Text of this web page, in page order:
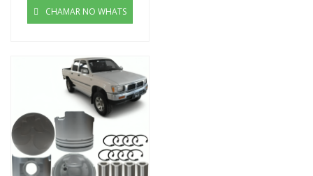
CHAMAR NO WHATS